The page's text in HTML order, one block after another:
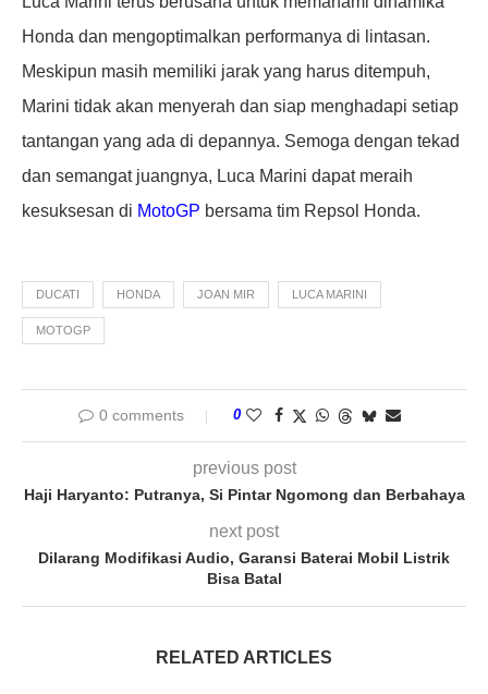
Honda dan mengoptimalkan performanya di lintasan.
Meskipun masih memiliki jarak yang harus ditempuh,
Marini tidak akan menyerah dan siap menghadapi setiap
tantangan yang ada di depannya. Semoga dengan tekad
dan semangat juangnya, Luca Marini dapat meraih
kesuksesan di MotoGP bersama tim Repsol Honda.
DUCATI HONDA JOAN MIR LUCA MARINI
MOTOGP
0 comments 0
previous post
Haji Haryanto: Putranya, Si Pintar Ngomong dan Berbahaya
next post
Dilarang Modifikasi Audio, Garansi Baterai Mobil Listrik
Bisa Batal
RELATED ARTICLES